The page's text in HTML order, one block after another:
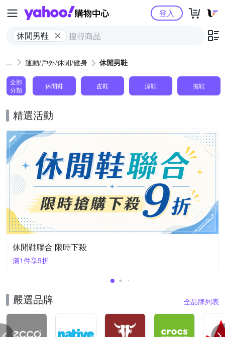
Yahoo購物中心
休閒男鞋
登入
運動/戶外/休閒/健身 休閒男鞋
全部
分類
休閒鞋 皮鞋 涼鞋 拖鞋
精選活動
休閒鞋聯合 限時下殺
滿1件享9折
嚴選品牌 全品牌列表